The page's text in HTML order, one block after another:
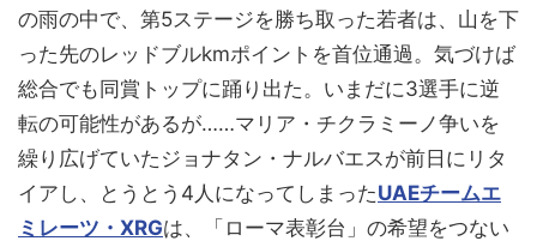
の雨の中で、第5ステージを勝ち取った若者は、山を下
った先のレッドブルkmポイントを首位通過。気づけば
総合でも同賞トップに踊り出た。いまだに3選手に逆
転の可能性があるが……マリア・チクラミーノ争いを
繰り広げていたジョナタン・ナルバエスが前日にリタ
イアし、とうとう4人になってしまったUAEチームエ
ミレーツ・XRGは、「ローマ表彰台」の希望をつない